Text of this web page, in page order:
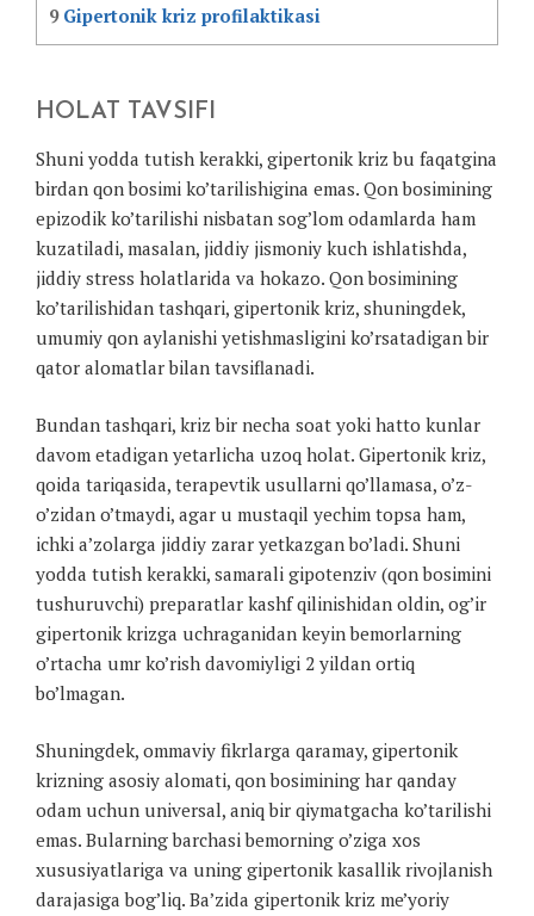
9Gipertonik kriz profilaktikasi
HOLAT TAVSIFI
Shuni yodda tutish kerakki, gipertonik kriz bu faqatgina
birdan qon bosimi ko’tarilishigina emas. Qon bosimining
epizodik ko’tarilishi nisbatan sog’lom odamlarda ham
kuzatiladi, masalan, jiddiy jismoniy kuch ishlatishda,
jiddiy stress holatlarida va hokazo. Qon bosimining
ko’tarilishidan tashqari, gipertonik kriz, shuningdek,
umumiy qon aylanishi yetishmasligini ko’rsatadigan bir
qator alomatlar bilan tavsiflanadi.
Bundan tashqari, kriz bir necha soat yoki hatto kunlar
davom etadigan yetarlicha uzoq holat. Gipertonik kriz,
qoida tariqasida, terapevtik usullarni qo’llamasa, o’z-
o’zidan o’tmaydi, agar u mustaqil yechim topsa ham,
ichki a’zolarga jiddiy zarar yetkazgan bo’ladi. Shuni
yodda tutish kerakki, samarali gipotenziv (qon bosimini
tushuruvchi) preparatlar kashf qilinishidan oldin, og’ir
gipertonik krizga uchraganidan keyin bemorlarning
o’rtacha umr ko’rish davomiyligi 2 yildan ortiq
bo’lmagan.
Shuningdek, ommaviy fikrlarga qaramay, gipertonik
krizning asosiy alomati, qon bosimining har qanday
odam uchun universal, aniq bir qiymatgacha ko’tarilishi
emas. Bularning barchasi bemorning o’ziga xos
xususiyatlariga va uning gipertonik kasallik rivojlanish
darajasiga bog’liq. Ba’zida gipertonik kriz me’yoriy